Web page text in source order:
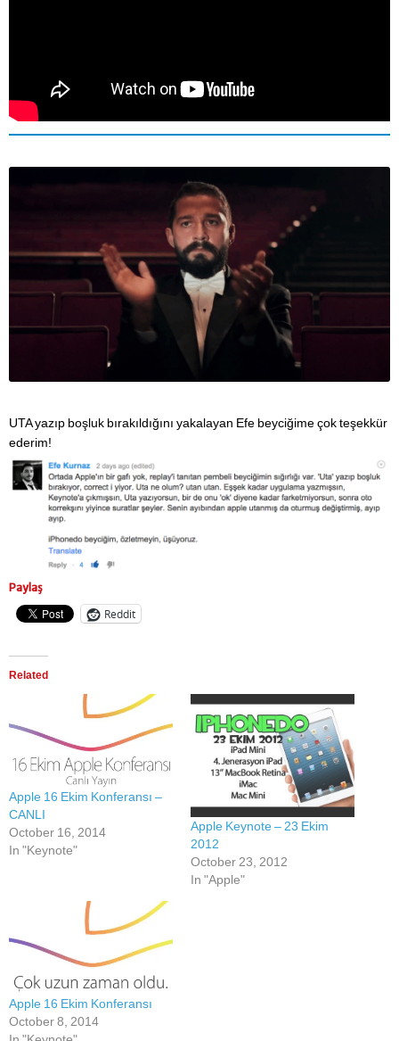
UTA yazıp boşluk bırakıldığını yakalayan Efe beyciğime çok teşekkür
ederim!
Paylaş
Reddit
Related
Apple 16 Ekim Konferansı –
CANLI
October 16, 2014
In "Keynote"
Apple Keynote – 23 Ekim
2012
October 23, 2012
In "Apple"
Apple 16 Ekim Konferansı
October 8, 2014